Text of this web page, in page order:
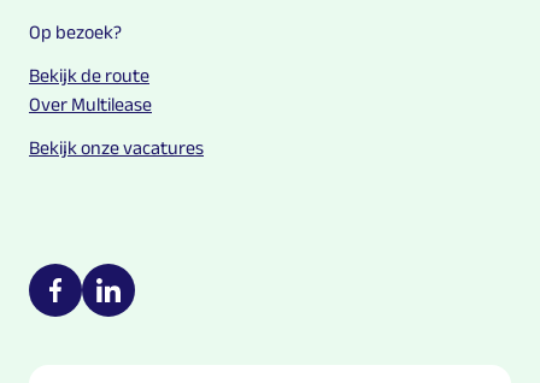
Op bezoek?
Bekijk de route
Over Multilease
Bekijk onze vacatures
Multilease on social media
https://nl-nl.facebook.com/Multilease/
https://www.linkedin.com/company/multilease